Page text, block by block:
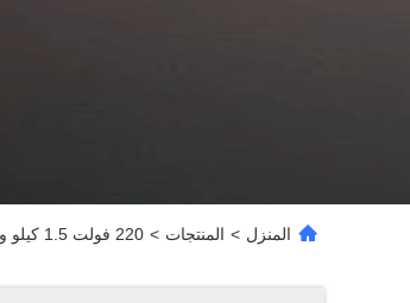
المنزل > المنتجات > 220 فولت 1.5 كيلو واط تقطيع اللحم المفروم